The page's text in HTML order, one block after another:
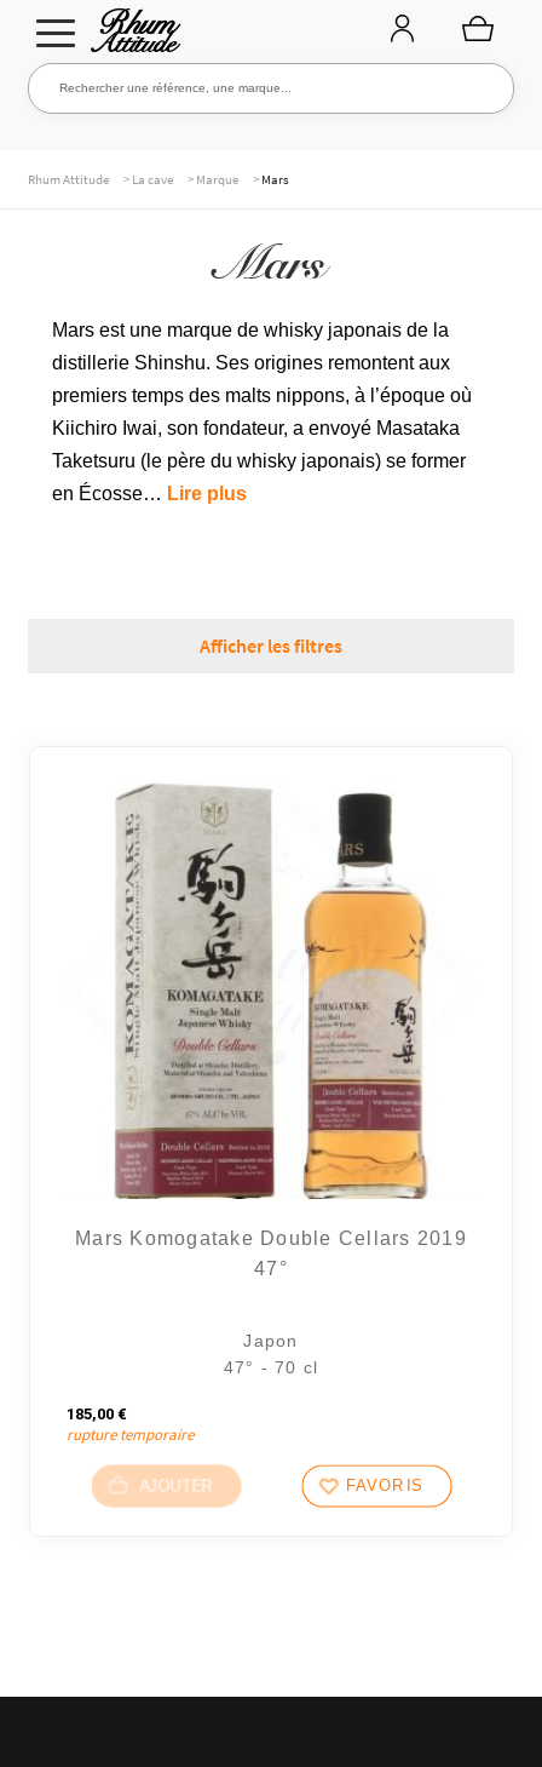
Aller
à
Aller
au
Rechercher une référence, une marque...
Rechercher
WHISKIES & +
MARQUES
Rhum Attitude > La cave > Marque > Mars
Mars
Mars est une marque de whisky japonais de la
distillerie Shinshu. Ses origines remontent aux
premiers temps des malts nippons, à l’époque où
Kiichiro Iwai, son fondateur, a envoyé Masataka
Taketsuru (le père du whisky japonais) se former
en Écosse… Lire plus
Afficher les filtres
Mars Komogatake Double Cellars 2019
47°
Japon
47° - 70 cl
185,00 €
rupture temporaire
AJOUTER FAVORIS